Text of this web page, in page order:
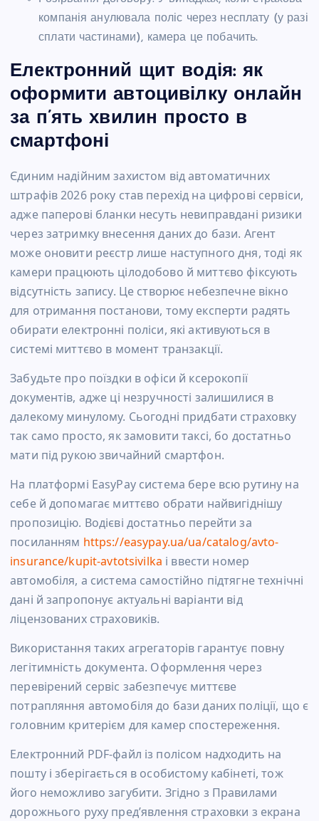
компанія анулювала поліс через несплату (у разі
сплати частинами), камера це побачить.
Електронний щит водія: як
оформити автоцивілку онлайн
за п’ять хвилин просто в
смартфоні
Єдиним надійним захистом від автоматичних
штрафів 2026 року став перехід на цифрові сервіси,
адже паперові бланки несуть невиправдані ризики
через затримку внесення даних до бази. Агент
може оновити реєстр лише наступного дня, тоді як
камери працюють цілодобово й миттєво фіксують
відсутність запису. Це створює небезпечне вікно
для отримання постанови, тому експерти радять
обирати електронні поліси, які активуються в
системі миттєво в момент транзакції.
Забудьте про поїздки в офіси й ксерокопії
документів, адже ці незручності залишилися в
далекому минулому. Сьогодні придбати страховку
так само просто, як замовити таксі, бо достатньо
мати під рукою звичайний смартфон.
На платформі EasyPay система бере всю рутину на
себе й допомагає миттєво обрати найвигіднішу
пропозицію. Водієві достатньо перейти за
посиланням https://easypay.ua/ua/catalog/avto-
insurance/kupit-avtotsivilka і ввести номер
автомобіля, а система самостійно підтягне технічні
дані й запропонує актуальні варіанти від
ліцензованих страховиків.
Використання таких агрегаторів гарантує повну
легітимність документа. Оформлення через
перевірений сервіс забезпечує миттєве
потрапляння автомобіля до бази даних поліції, що є
головним критерієм для камер спостереження.
Електронний PDF-файл із полісом надходить на
пошту і зберігається в особистому кабінеті, тож
його неможливо загубити. Згідно з Правилами
дорожнього руху пред’явлення страховки з екрана